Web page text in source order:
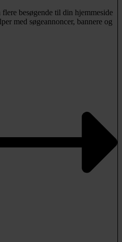
besøgende til din hjemmeside
med søgeannoncer, bannere og